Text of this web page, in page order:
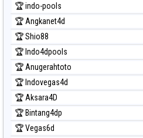
🏆 indo-pools
🏆 Angkanet4d
🏆 Shio88
🏆 Indo4dpools
🏆 Anugerahtoto
🏆 Indovegas4d
🏆 Aksara4D
🏆 Bintang4dp
🏆 Vegas6d